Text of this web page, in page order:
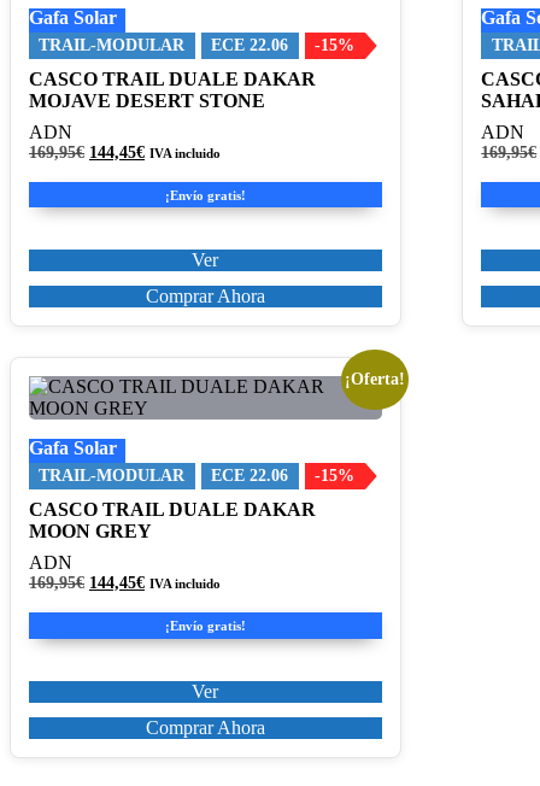
Gafa Solar
TRAIL-MODULAR ECE 22.06 -15%
CASCO TRAIL DUALE DAKAR
MOJAVE DESERT STONE
ADN
169,95€ El
era:
144,45€El
actual
es:
IVA incluido
¡Envío gratis!
Ver
múltiples
variantes.
Las
opciones
se
pueden
elegir
página
Comprar Ahora
Gafa
ADN
169,95€
Las
se
pueden
elegir
página
¡Oferta!
Gafa Solar
TRAIL-MODULAR ECE 22.06 -15%
CASCO TRAIL DUALE DAKAR
MOON GREY
ADN
169,95€ El
era:
144,45€El
actual
es:
IVA incluido
¡Envío gratis!
Ver
Este
producto
múltiples
variantes.
Las
opciones
se
pueden
elegir
página
Comprar Ahora